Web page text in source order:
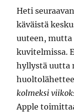
Heti
käväistä
uuteen, mutta
kuvitelmissa.
hyllystä uutta
kolmeksi
Apple